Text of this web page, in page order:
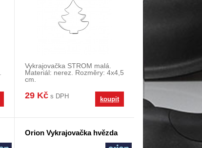
Vykrajovačka STROM malá.
Materiál: nerez. Rozměry: 4x4,5
cm.
29 Kč s DPH koupit
Orion Vykrajovačka hvězda